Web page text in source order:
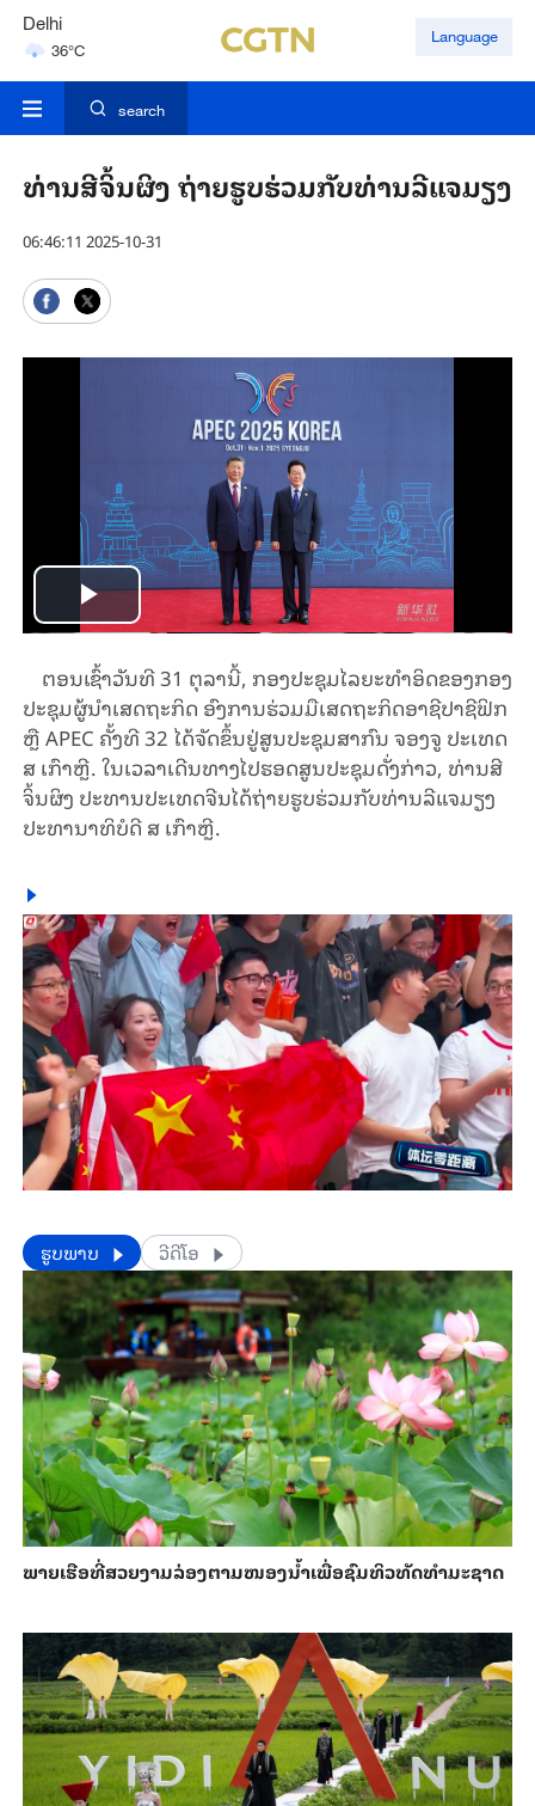
Delhi
36°C
Hyderabad
Language
search
ທ່ານ​ສີ​ຈິ້ນ​ຜິງ ຖ່າຍ​ຮູບ​ຮ່ວມ​ກັບ​ທ່ານ​ລີ​ແຈ​ມຽງ
06:46:11 2025-10-31
Play
Video
ຕອນ​ເຊົ້າ​ວັນ​ທີ 31 ຕຸ​ລາ​ນີ້, ກອງປະຊຸມໄລຍະທຳອິດຂອງກອງ
ປະຊຸມຜູ້ນຳເສດຖະກິດ ອົງການຮ່ວມມືເສດຖະກິດອາຊີປາຊີຟິກ
ຫຼື APEC ຄັ້ງທີ 32 ໄດ້ຈັດຂຶ້ນຢູ່ສູນປະຊຸມສາກົນ ຈອງຈູ ປະເທດ
ສ ເກົາຫຼີ. ໃນ​ເວ​ລາ​ເດີນ​ທາງ​ໄປ​ຮອດ​ສູນ​ປະ​ຊຸມ​ດັ່ງ​ກ່າວ, ທ່ານ​ສີ​
ຈິ້ນ​ຜິງ ປະ​ທານ​ປະ​ເທດ​ຈີນ​ໄດ້ຖ່າຍ​ຮູບ​ຮ່ວມ​ກັບ​ທ່ານ​ລີ​ແຈ​ມຽງ
ປະ​ທາ​ນາ​ທິ​ບໍ​ດີ ສ ເກົາ​ຫຼີ.
​​ຮູບພາບ ວີດີໂອ
ພາຍ​ເຮືອທີ່​ສວຍ​ງາມ​ລ່ອງ​ຕາມ​​ໜອງນ້ຳ​​ເພື່ອ​ຊົມ​ທິວ​ທັດ​ທຳ​ມະ​ຊາດ